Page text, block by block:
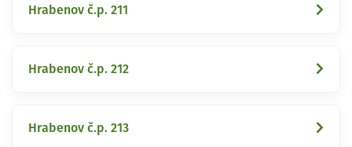
Hrabenov č.p. 211
Hrabenov č.p. 212
Hrabenov č.p. 213